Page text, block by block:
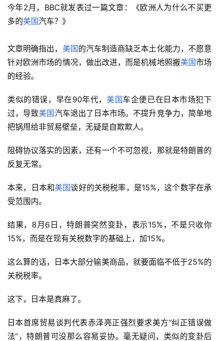
的产品，但它们只是简单地将美国 生产的车型，运往欧洲销
售，没有任何针对性改进，自然不受市场欢迎。
多的美国汽车？》
文章明确指出，
针对欧洲市场的情况，做出改进，而是机械地照搬美国市场
的经验。
类似的错误，早在90年代，美国车企便已在日本市场犯下
过，导致美国汽车退出了日本市场。不提升竞争力，简单地
把锅甩给非贸易壁垒，无疑是自欺欺人。
阻碍协议落实的因素，还有一个不可忽视，那就是特朗普的
反复无常。
本来，日本和美国谈好的关税税率，是15%，这个数字在承
受范围内。
结果，8月6日，特朗普突然变卦，表示15%，不是只收你
15%，而是在现有关税数字的基础上，加15%。
这么算的话，日本大部分输美商品，就要面临不低于25%的
这下，日本是真麻了。